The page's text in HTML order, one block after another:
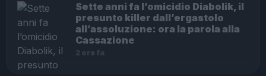
Sette anni fa l’omicidio Diabolik, il
presunto killer dall’ergastolo
all’assoluzione: ora la parola alla
Cassazione
2 ore fa